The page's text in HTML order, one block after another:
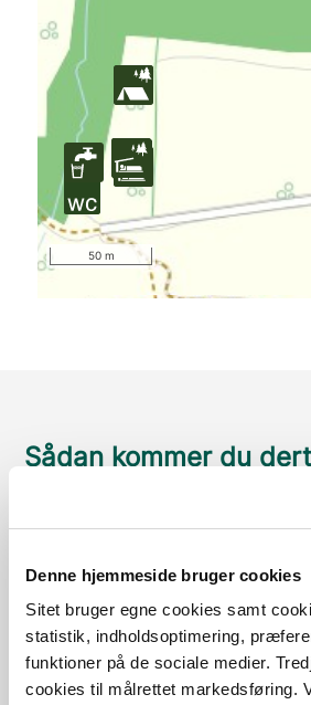
Denne hjemmeside bruger cookies
Sitet bruger egne cookies samt
statistik, indholdsoptimering,
funktioner på de sociale medier.
cookies til målrettet markedsføring.
50 m
Sådan kommer du
Parkering
Med offentlig transport
Google Maps